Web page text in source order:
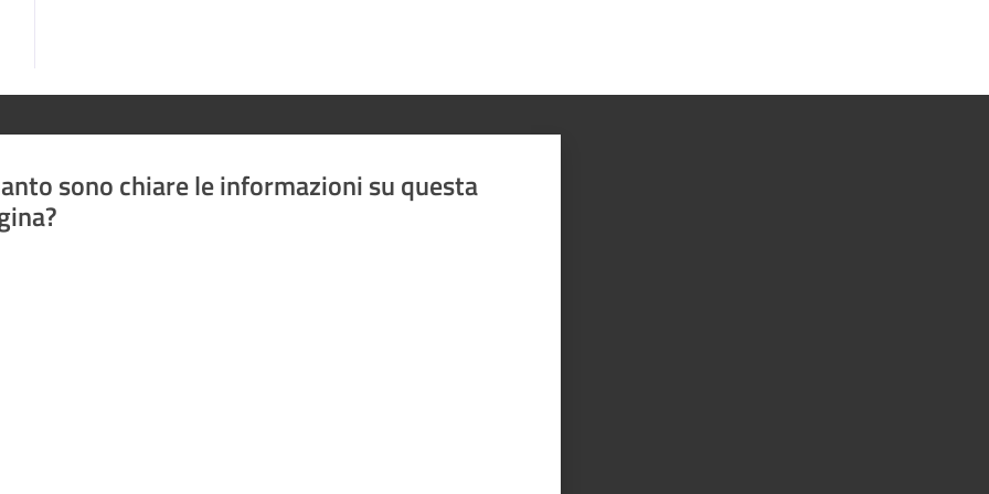
sono chiare le informazioni su questa